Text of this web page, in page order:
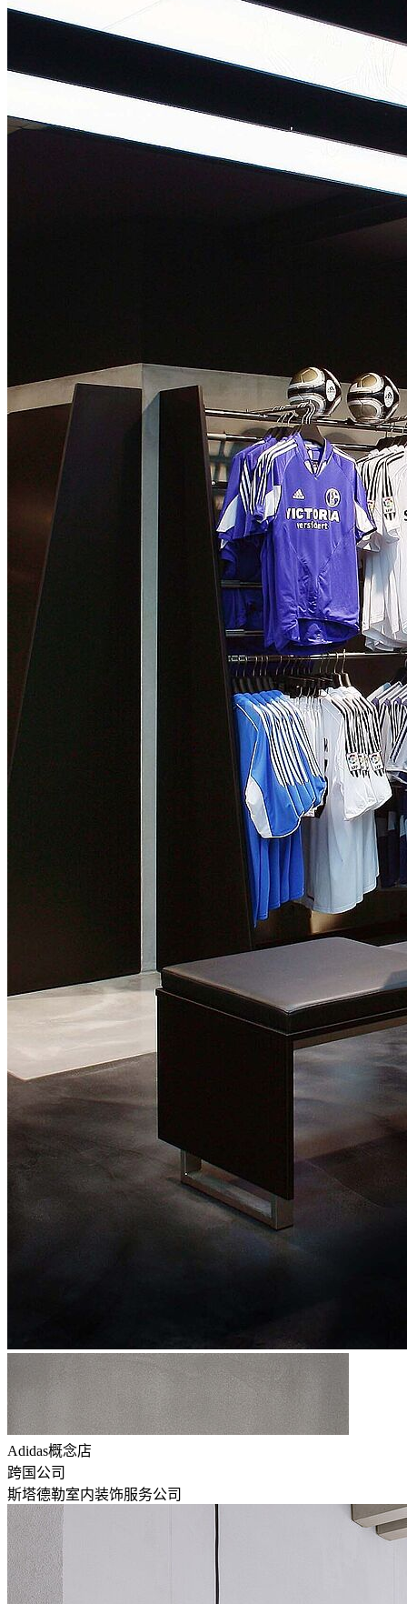
Adidas概念店
跨国公司
斯塔德勒室内装饰服务公司